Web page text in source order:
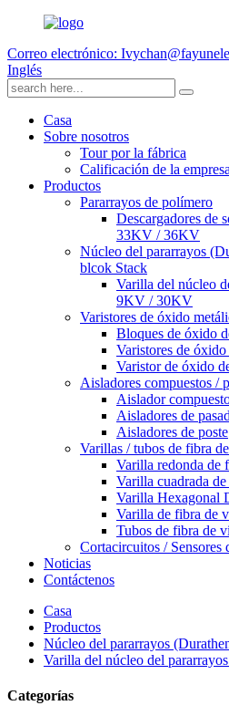
Correo electrónico:
Inglés
Casa
Sobre nosotros
Tour por la fábrica
Calificación de la empresa
Productos
Pararrayos de polímero
Descargadores de
33KV / 36KV
Núcleo del pararrayos
blcok Stack
Varilla del núcleo
9KV / 30KV
Varistores de óxido
Bloques de óxido
Varistores de
Varistor de óxido
Aisladores compuestos /
Aislador
Aisladores de
Aisladores de poste
Varillas / tubos de fibra
Varilla redonda de
Varilla cuadrada
Varilla Hexagonal
Varilla de fibra de
Tubos de fibra de
Cortacircuitos / Sensores
Noticias
Contáctenos
Casa
Productos
Núcleo del pararrayos
Varilla del núcleo del
Categorías